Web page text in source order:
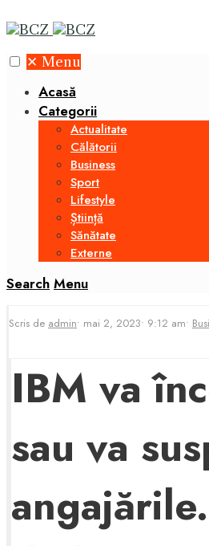
✕ Menu
Acasă
Categorii
Actualitate
Călătorii
Business
Sport
Lifestyle
Știință
Sănătate
Externe
Search Menu
Scris de admin• mai 2, 2023• 9:12 am•
IBM va
sau va